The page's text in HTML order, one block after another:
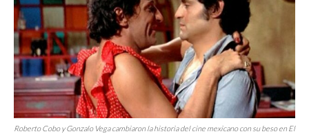
Roberto Cobo y Gonzalo Vega cambiaron la historia del cine mexicano con su beso en El